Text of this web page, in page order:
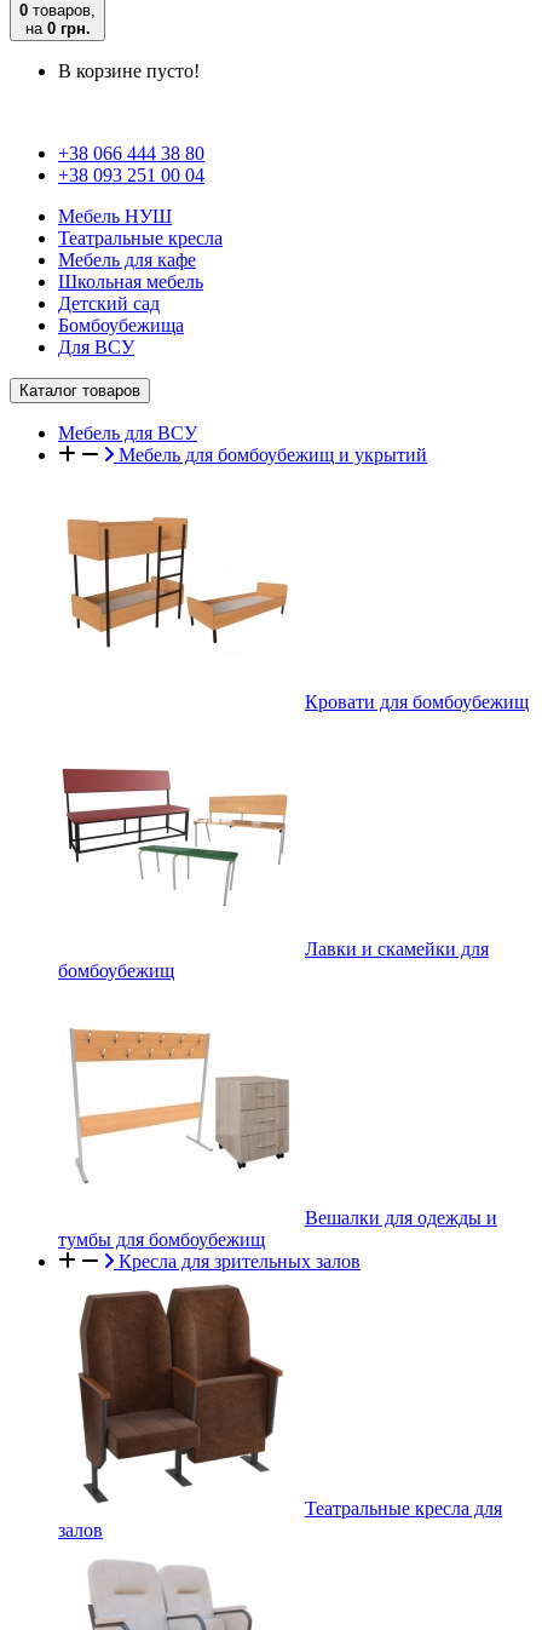
0 товаров,
на 0 грн.
В корзине пусто!
+38 066 444 38 80
+38 093 251 00 04
Мебель НУШ
Театральные кресла
Мебель для кафе
Школьная мебель
Детский сад
Бомбоубежища
Для ВСУ
Каталог товаров
Мебель для ВСУ
Мебель для бомбоубежищ и укрытий
Кровати для бомбоубежищ
Лавки и скамейки для
бомбоубежищ
Вешалки для одежды и
тумбы для бомбоубежищ
Кресла для зрительных залов
Театральные кресла для
залов